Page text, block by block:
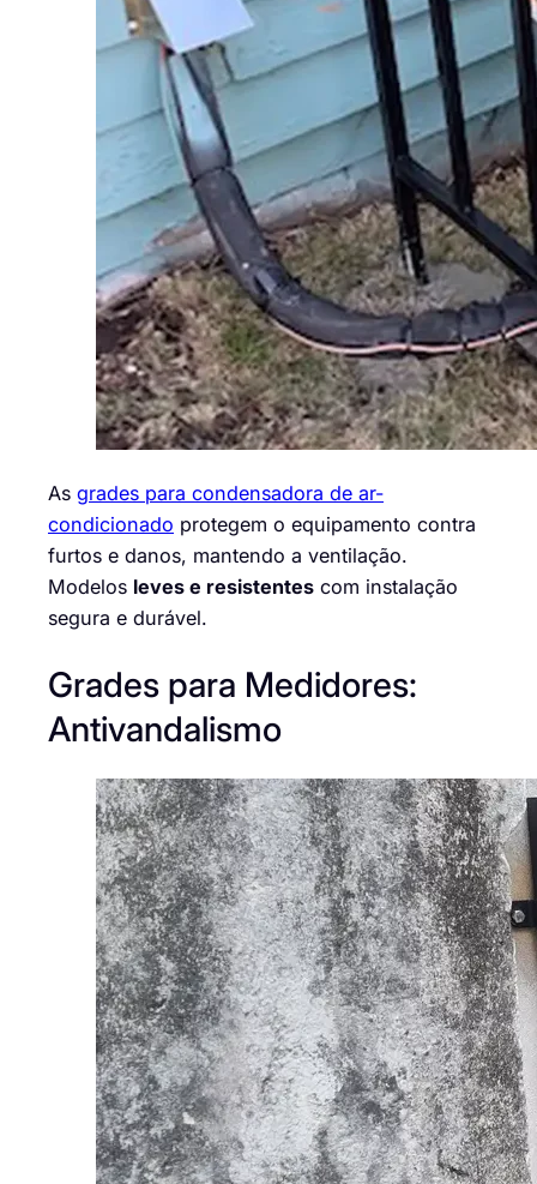
As grades para condensadora de ar-
condicionado protegem o equipamento contra
furtos e danos, mantendo a ventilação.
Modelos leves e resistentes com instalação
segura e durável.
Grades para Medidores:
Antivandalismo